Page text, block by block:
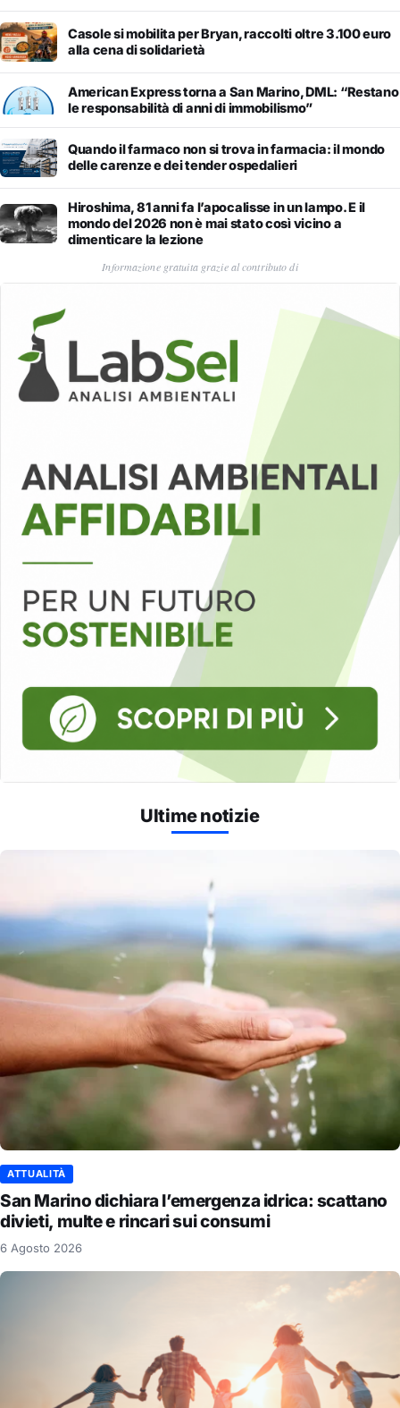
Informazione gratuita grazie al contributo di
Casole si mobilita per Bryan, raccolti oltre 3.100 euro
alla cena di solidarietà
American Express torna a San Marino, DML: “Restano
le responsabilità di anni di immobilismo”
Quando il farmaco non si trova in farmacia: il mondo
delle carenze e dei tender ospedalieri
Hiroshima, 81 anni fa l’apocalisse in un lampo. E il
mondo del 2026 non è mai stato così vicino a
dimenticare la lezione
Ultime notizie
ATTUALITÀ
San Marino dichiara l’emergenza idrica: scattano
divieti, multe e rincari sui consumi
6 Agosto 2026